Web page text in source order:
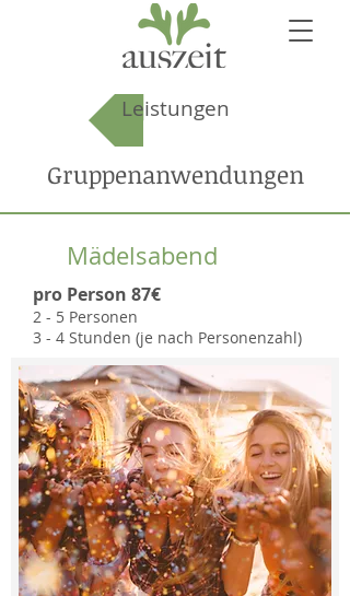
Leistungen
Gruppenanwendungen
Mädelsabend
pro Person 87€
2 - 5 Personen
3 - 4 Stunden (je nach Personenzahl)